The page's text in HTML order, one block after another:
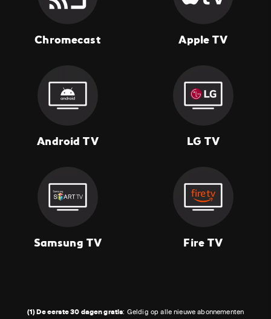
Chromecast Apple TV
Android TV LG TV
Samsung TV Fire TV
(1) De eerste 30 dagen gratis: Geldig op alle nieuwe abonnementen